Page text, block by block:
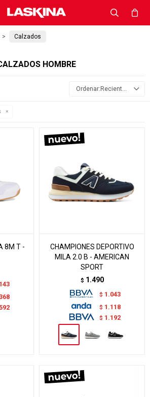
Calzados
HOMBRE
Recientes
8M T -
CHAMPIONES DEPORTIVO
MILA 2.0 B - AMERICAN
SPORT
$ 1.490
$ 1.043
$ 1.118
$ 1.192